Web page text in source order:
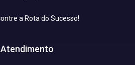
a Rota do Sucesso!
Atendimento